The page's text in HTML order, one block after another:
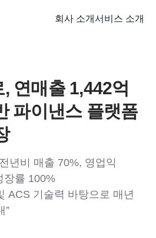
회사 소개서비스 소개
연매출 1,442억
파이낸스 플랫폼
년비 매출 70%, 영업익
장률 100%
ACS 기술력 바탕으로 매년
”